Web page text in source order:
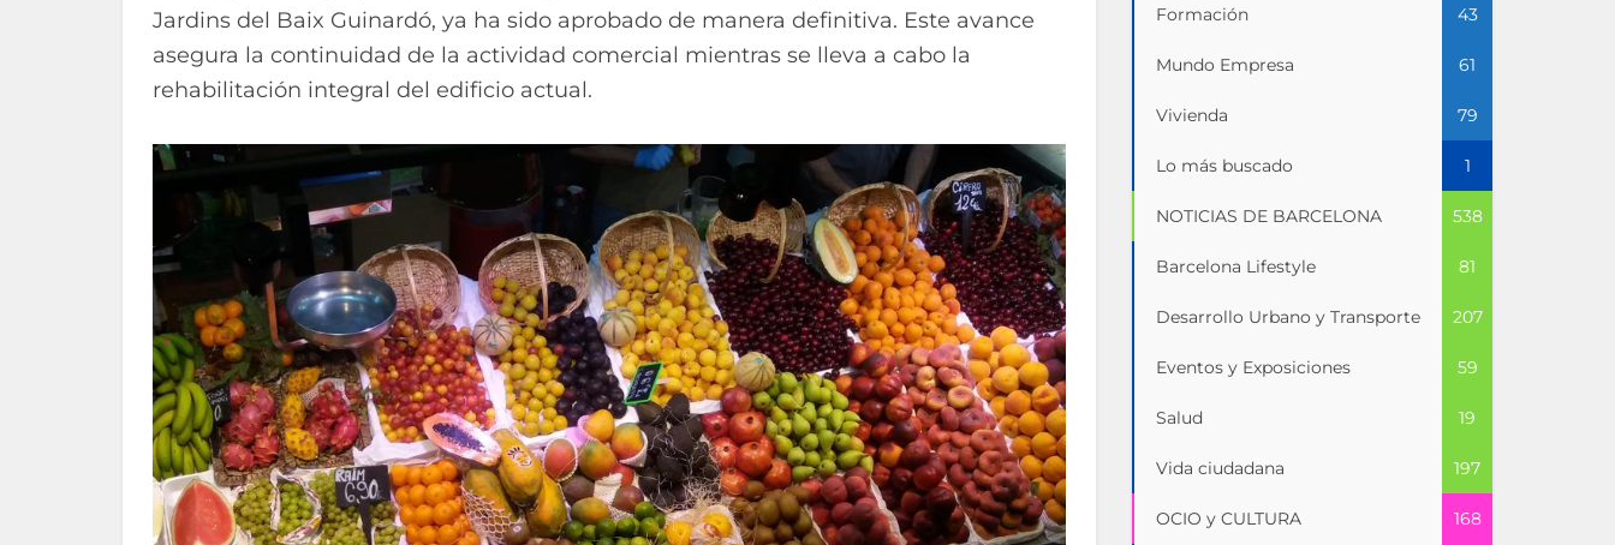
Jardins del Baix Guinardó, ya ha sido aprobado de manera definitiva. Este avance
asegura la continuidad de la actividad comercial mientras se lleva a cabo la
rehabilitación integral del edificio actual.
Formación 43
Mundo Empresa 61
Vivienda 79
Lo más buscado 1
NOTICIAS DE BARCELONA 538
Barcelona Lifestyle 81
Desarrollo Urbano y Transporte 207
Eventos y Exposiciones 59
Salud 19
Vida ciudadana 197
OCIO y CULTURA 168